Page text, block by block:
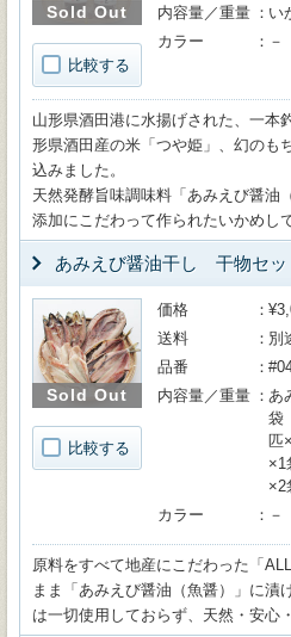
Sold Out
比較する
内容量／重量
い
カラー
－
山形県酒田港に水揚げされた、一本
形県酒田産の米「つや姫」、幻のも
込みました。
天然発酵旨味調味料「あみえび醤油
添加にこだわって作られたいかめしで
あみえび醤油干し 干物セッ
Sold Out
比較する
価格
送料
別
品番
内容量／重量
あ
袋
匹
×1
×2
カラー
－
原料をすべて地産にこだわった「
まま「あみえび醤油（魚醤）」に漬
は一切使用しておらず、天然・安心